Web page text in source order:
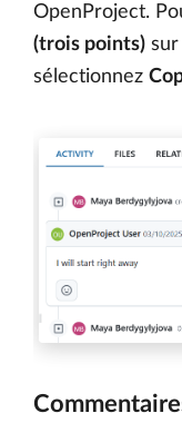
OpenProject.
(trois points)
sélectionnez